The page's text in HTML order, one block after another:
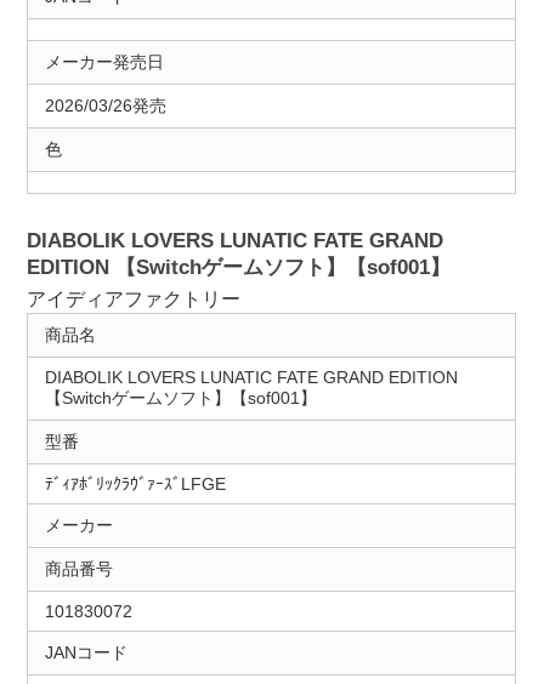
メーカー発売日
2026/03/26発売
色
DIABOLIK LOVERS LUNATIC FATE GRAND
EDITION 【Switchゲームソフト】【sof001】
アイディアファクトリー
商品名
DIABOLIK LOVERS LUNATIC FATE GRAND EDITION
【Switchゲームソフト】【sof001】
型番
ﾃﾞｨｱﾎﾞﾘｯｸﾗｳﾞｧｰｽﾞLFGE
メーカー
商品番号
101830072
JANコード